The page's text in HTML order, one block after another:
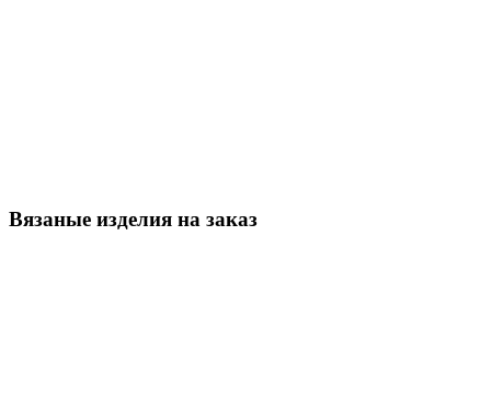
Вязаные изделия на заказ